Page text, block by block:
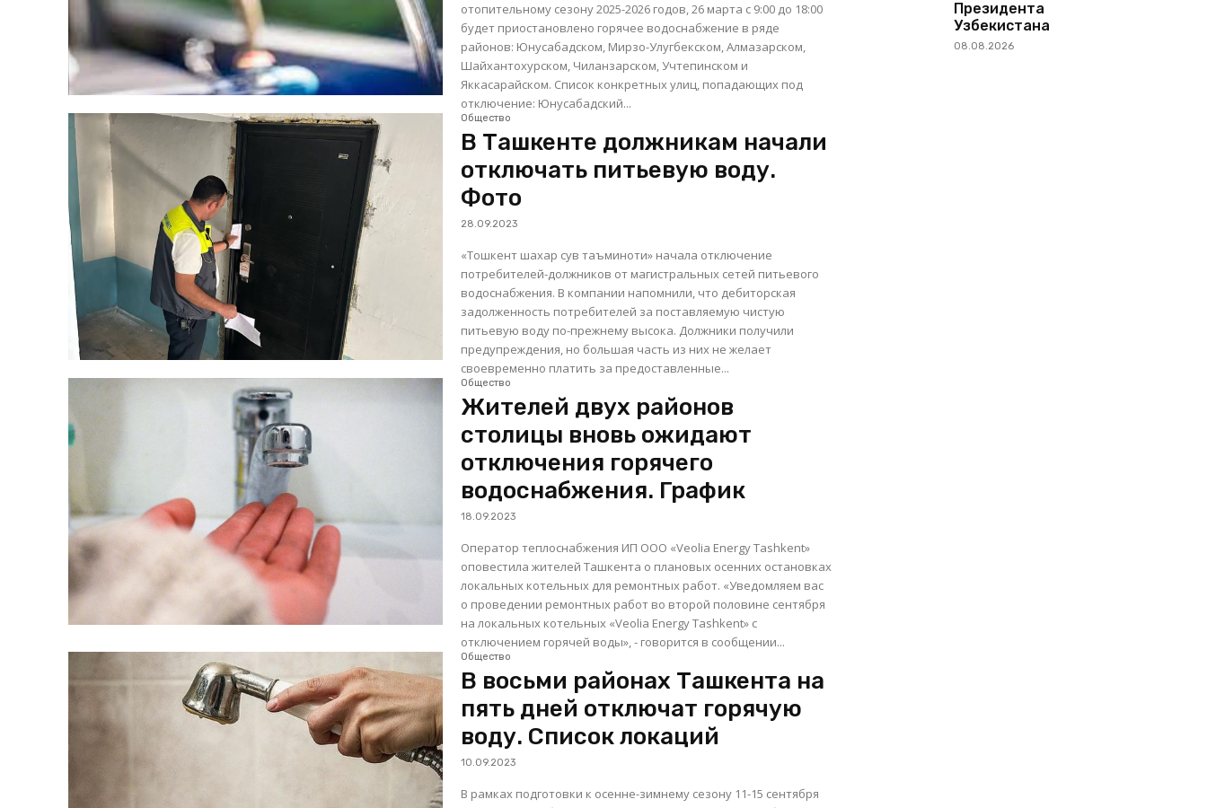
отопительному сезону 2025-2026 годов, 26 марта с 9:00 до 18:00
будет приостановлено горячее водоснабжение в ряде
районов: Юнусабадском, Мирзо-Улугбекском, Алмазарском,
Шайхантохурском, Чиланзарском, Учтепинском и
Яккасарайском. Список конкретных улиц, попадающих под
отключение: Юнусабадский...
Общество
В Ташкенте должникам начали
отключать питьевую воду.
Фото
28.09.2023
«Тошкент шахар сув таъминоти» начала отключение
потребителей-должников от магистральных сетей питьевого
водоснабжения. В компании напомнили, что дебиторская
задолженность потребителей за поставляемую чистую
питьевую воду по-прежнему высока. Должники получили
предупреждения, но большая часть из них не желает
своевременно платить за предоставленные...
Общество
Жителей двух районов
столицы вновь ожидают
отключения горячего
водоснабжения. График
18.09.2023
Оператор теплоснабжения ИП ООО «Veolia Energy Tashkent»
оповестила жителей Ташкента о плановых осенних остановках
локальных котельных для ремонтных работ. «Уведомляем вас
о проведении ремонтных работ во второй половине сентября
на локальных котельных «Veolia Energy Tashkent» с
отключением горячей воды», - говорится в сообщении...
Общество
В восьми районах Ташкента на
пять дней отключат горячую
воду. Cписок локаций
10.09.2023
В рамках подготовки к осенне-зимнему сезону 11-15 сентября
Президента
Узбекистана
08.08.2026